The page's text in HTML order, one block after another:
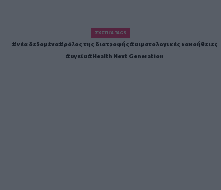
ΣΧΕΤΙΚΆ TAGS
νέα δεδομένα ρόλος της διατροφής
αιματολογικές κακοήθειες
υγεία
Health Next Generation